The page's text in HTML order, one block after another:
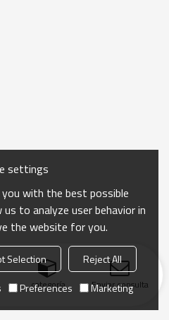
categoría Enviar consulta
settings
with the best possible
us to analyze user behavior in
the website for you.
Selection
Reject All
Preferences Marketing